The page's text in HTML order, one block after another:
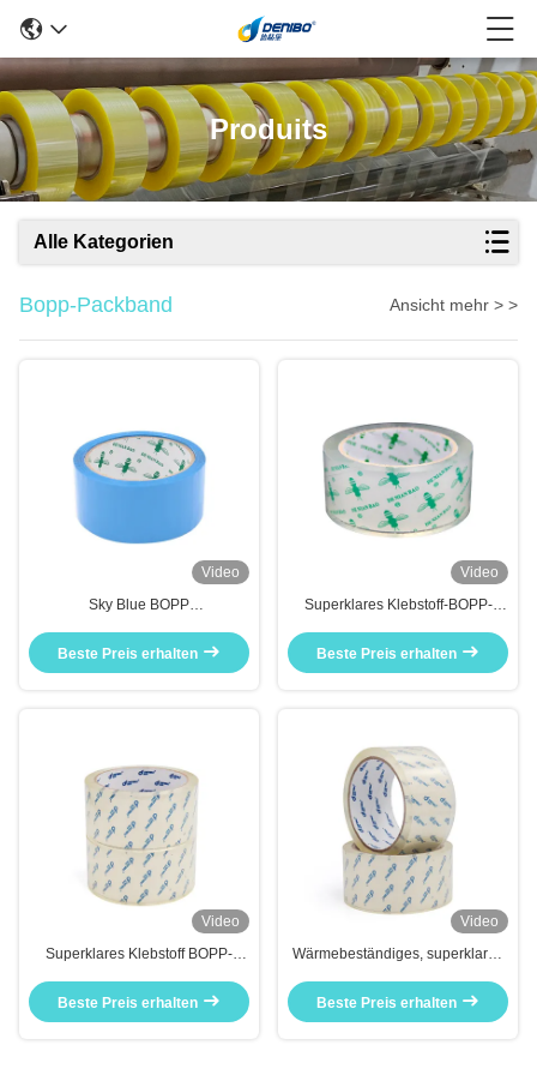
Produits
Alle Kategorien
Bopp-Packband Ansicht mehr > >
Video
Sky Blue BOPP
Versiegeln
Versandverpackungskarton
Beste Preis erhalten
Video
Superklares Klebstoff-BOPP-
Versiegeln
Beste Preis erhalten
Video
Superklares Klebstoff BOPP-
Versiegeln und Maskieren von
Kartons
Beste Preis erhalten
Video
Wärmebeständiges, superklares
Verpackungsteppich zum
Versiegeln und Maskieren von
Beste Preis erhalten